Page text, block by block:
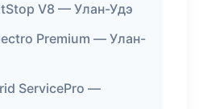
V8 — Улан-Удэ
Premium — Улан-
ServicePro —